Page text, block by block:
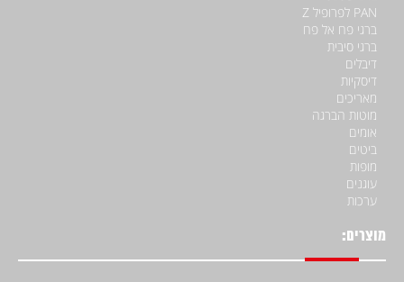
PAN לפרופיל Z
ברגי פח אל פח
ברגי סיבית
דיבלים
דיסקיות
מאריכים
מוטות הברגה
אומים
ביטים
מופות
עוגנים
ערכות
מוצרים: